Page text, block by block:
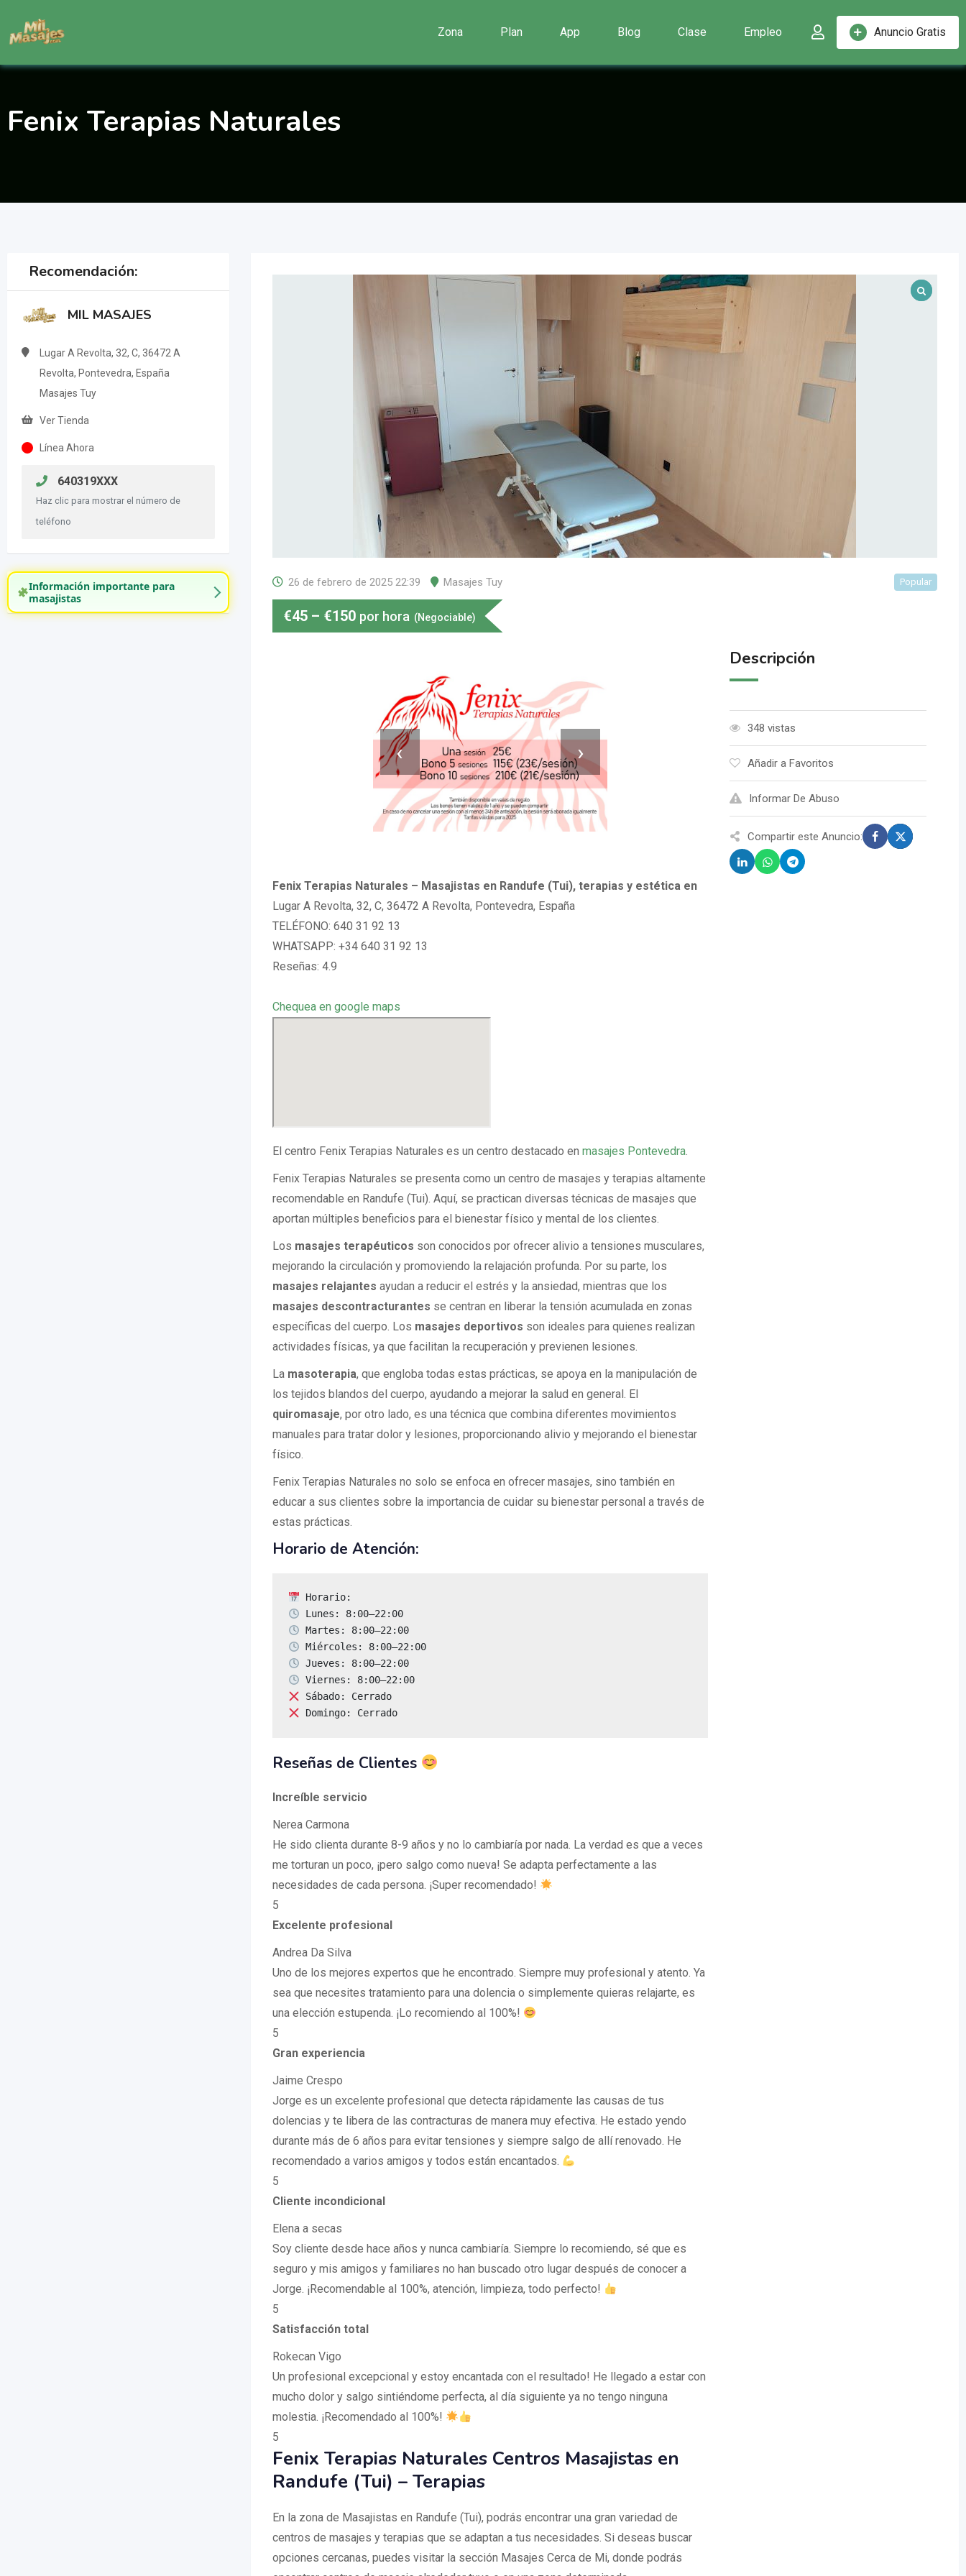
contenido
Anuncio Gratis
Zona Plan App Blog Clase Empleo
Fenix Terapias Naturales
Recomendación:
MIL MASAJES
Lugar A Revolta, 32, C, 36472 A
Revolta, Pontevedra, España
Masajes Tuy
Ver Tienda
Línea Ahora
640319XXX
Haz clic para mostrar el número de
teléfono
Información importante para
masajistas
26 de febrero de 2025 22:39 Masajes Tuy Popular
€45 – €150 por hora (Negociable)
‹ ›
Fenix Terapias Naturales – Masajistas en Randufe (Tui), terapias y estética en
Lugar A Revolta, 32, C, 36472 A Revolta, Pontevedra, España
TELÉFONO: 640 31 92 13
WHATSAPP: +34 640 31 92 13
Reseñas: 4.9
Chequea en google maps
El centro Fenix Terapias Naturales es un centro destacado en masajes Pontevedra.
Fenix Terapias Naturales se presenta como un centro de masajes y terapias altamente
recomendable en Randufe (Tui). Aquí, se practican diversas técnicas de masajes que
aportan múltiples beneficios para el bienestar físico y mental de los clientes.
Los masajes terapéuticos son conocidos por ofrecer alivio a tensiones musculares,
mejorando la circulación y promoviendo la relajación profunda. Por su parte, los
masajes relajantes ayudan a reducir el estrés y la ansiedad, mientras que los
masajes descontracturantes se centran en liberar la tensión acumulada en zonas
específicas del cuerpo. Los masajes deportivos son ideales para quienes realizan
actividades físicas, ya que facilitan la recuperación y previenen lesiones.
La masoterapia, que engloba todas estas prácticas, se apoya en la manipulación de
los tejidos blandos del cuerpo, ayudando a mejorar la salud en general. El
quiromasaje, por otro lado, es una técnica que combina diferentes movimientos
manuales para tratar dolor y lesiones, proporcionando alivio y mejorando el bienestar
físico.
Fenix Terapias Naturales no solo se enfoca en ofrecer masajes, sino también en
educar a sus clientes sobre la importancia de cuidar su bienestar personal a través de
estas prácticas.
Horario de Atención:
Lunes: 8:00–22:00
Martes: 8:00–22:00
Miércoles: 8:00–22:00
Jueves: 8:00–22:00
Viernes: 8:00–22:00
Sábado: Cerrado
Domingo: Cerrado
Reseñas de Clientes
Increíble servicio
Nerea Carmona
He sido clienta durante 8-9 años y no lo cambiaría por nada. La verdad es que a veces
me torturan un poco, ¡pero salgo como nueva! Se adapta perfectamente a las
necesidades de cada persona. ¡Super recomendado!
5
Excelente profesional
Andrea Da Silva
Uno de los mejores expertos que he encontrado. Siempre muy profesional y atento. Ya
sea que necesites tratamiento para una dolencia o simplemente quieras relajarte, es
una elección estupenda. ¡Lo recomiendo al 100%!
5
Gran experiencia
Jaime Crespo
Jorge es un excelente profesional que detecta rápidamente las causas de tus
dolencias y te libera de las contracturas de manera muy efectiva. He estado yendo
durante más de 6 años para evitar tensiones y siempre salgo de allí renovado. He
recomendado a varios amigos y todos están encantados.
5
Cliente incondicional
Elena a secas
Soy cliente desde hace años y nunca cambiaría. Siempre lo recomiendo, sé que es
seguro y mis amigos y familiares no han buscado otro lugar después de conocer a
Jorge. ¡Recomendable al 100%, atención, limpieza, todo perfecto!
5
Satisfacción total
Rokecan Vigo
Un profesional excepcional y estoy encantada con el resultado! He llegado a estar con
mucho dolor y salgo sintiéndome perfecta, al día siguiente ya no tengo ninguna
molestia. ¡Recomendado al 100%!
5
Fenix Terapias Naturales Centros Masajistas en
Randufe (Tui) – Terapias
En la zona de Masajistas en Randufe (Tui), podrás encontrar una gran variedad de
centros de masajes y terapias que se adaptan a tus necesidades. Si deseas buscar
opciones cercanas, puedes visitar la sección Masajes Cerca de Mi, donde podrás
Descripción
348 vistas
Añadir a Favoritos
Informar De Abuso
Compartir este Anuncio: